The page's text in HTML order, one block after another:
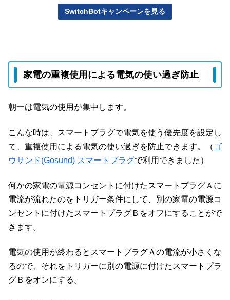
SwitchBotキャンペーンを見る
家電の重複使用による電気の使い過ぎ防止
朝一は電気の使用が集中します。
こんな時は、スマートプラグで電気を使う優先度を設定し
て、重複使用による電気の使い過ぎを防止できます。（ ゴ
ウサンド(Gosund) スマートプラグで利用できました）
何かの家電の電源コンセントに付けたスマートプラグＡに
電流が流れたのをトリガー条件にして、別の家電の電源コ
ンセントに付けたスマートプラグＢをオフにすることがで
きます。
電気の使用が終わるとスマートプラグＡの電流が小さくな
るので、それをトリガーに別の電源に付けたスマートプラ
グＢをオンにする。